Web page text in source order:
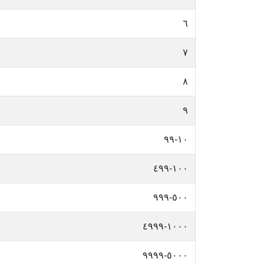
٦
٧
٨
٩
١٠-٩٩
١٠٠-٤٩٩
٥٠٠-٩٩٩
١٠٠٠-٤٩٩٩
٥٠٠٠-٩٩٩٩